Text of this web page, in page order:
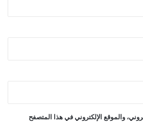
والموقع الإلكتروني في هذا المتصفح